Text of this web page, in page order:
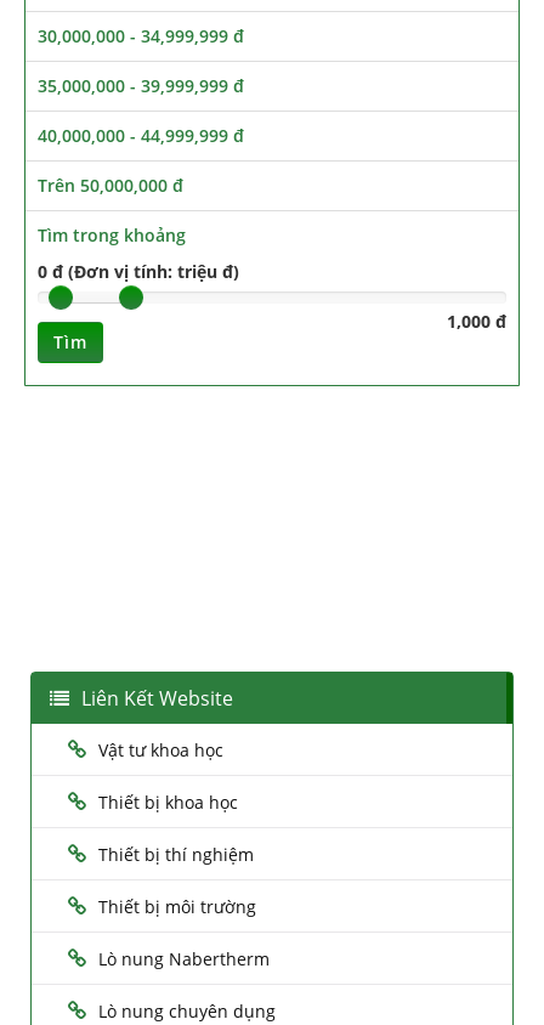
30,000,000 - 34,999,999 đ
35,000,000 - 39,999,999 đ
40,000,000 - 44,999,999 đ
Trên 50,000,000 đ
Tìm trong khoảng
0 đ (Đơn vị tính: triệu đ)
1,000 đ
Tìm
Liên Kết Website
Vật tư khoa học
Thiết bị khoa học
Thiết bị thí nghiệm
Thiết bị môi trường
Lò nung Nabertherm
Lò nung chuyên dụng